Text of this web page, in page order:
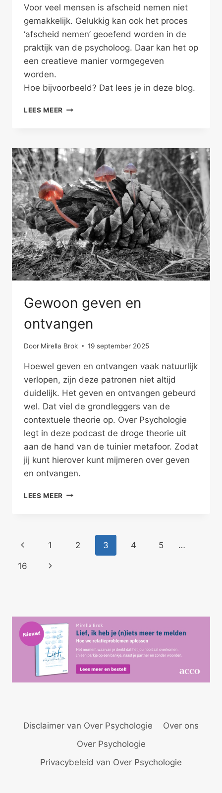
Voor veel mensen is afscheid nemen niet
gemakkelijk. Gelukkig kan ook het proces
‘afscheid nemen’ geoefend worden in de
praktijk van de psycholoog. Daar kan het op
een creatieve manier vormgegeven
worden.
Hoe bijvoorbeeld? Dat lees je in deze blog.
LEES MEER ALSJEBLIEFT,
Gewoon geven en
ontvangen
Door Mirella Brok 19 september 2025
Hoewel geven en ontvangen vaak natuurlijk
verlopen, zijn deze patronen niet altijd
duidelijk. Het geven en ontvangen gebeurd
wel. Dat viel de grondleggers van de
contextuele theorie op. Over Psychologie
legt in deze podcast de droge theorie uit
aan de hand van de tuinier metafoor. Zodat
jij kunt hierover kunt mijmeren over geven
en ontvangen.
LEES MEER GEWOON
Paginanavigatie
Vorige
pagina
1 2 3 4 5 …
16
Volgende
Disclaimer van Over Psychologie
Over ons
Over Psychologie
Privacybeleid van Over Psychologie